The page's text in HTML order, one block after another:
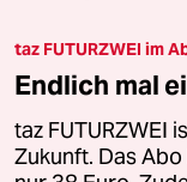
taz FUTURZWEI im
Endlich mal
taz FUTURZWEI
Zukunft. Das